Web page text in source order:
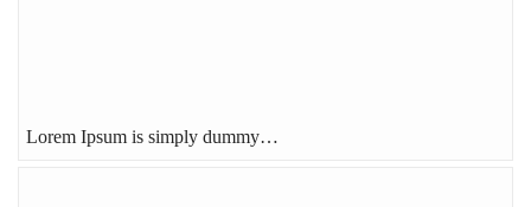
Lorem Ipsum is simply dummy…